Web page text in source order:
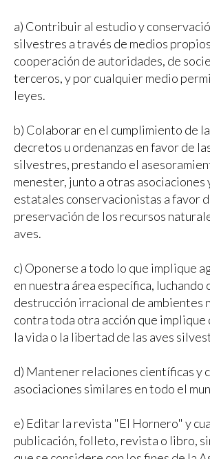
a) Contribuir al estudio y
silvestres a través de medios
cooperación de autoridades, de
terceros, y por cualquier medio
leyes.
b) Colaborar en el cumplimiento de
decretos u ordenanzas en favor de
silvestres, prestando el
menester, junto a otras asociaciones
estatales conservacionistas a favor
preservación de los recursos
aves.
c) Oponerse a todo lo que implique
en nuestra área específica, luchando
destrucción irracional de ambientes
contra toda otra acción que implique
la vida o la libertad de las aves
d) Mantener relaciones científicas y
asociaciones similares en todo el
e) Editar la revista "El Hornero" y
publicación, folleto, revista o libro,